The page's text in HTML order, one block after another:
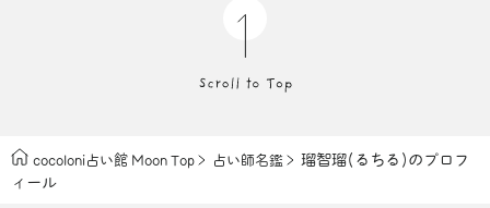
cocoloni占い館 Moon Top 占い師名鑑
瑠智瑠(るちる)のプロフ
ィール